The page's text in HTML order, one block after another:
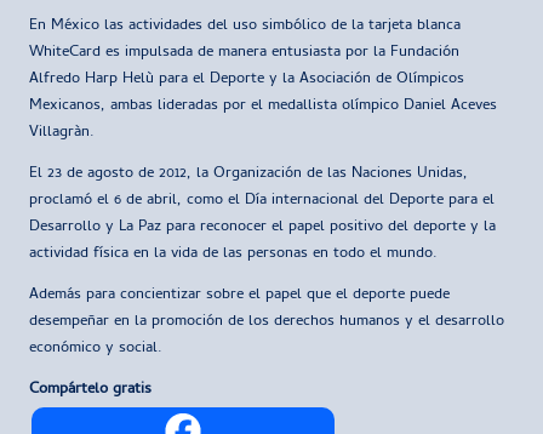
En México las actividades del uso simbólico de la tarjeta blanca
WhiteCard es impulsada de manera entusiasta por la Fundación
Alfredo Harp Helù para el Deporte y la Asociación de Olímpicos
Mexicanos, ambas lideradas por el medallista olímpico Daniel Aceves
Villagràn.
El 23 de agosto de 2012, la Organización de las Naciones Unidas,
proclamó el 6 de abril, como el Día internacional del Deporte para el
Desarrollo y La Paz para reconocer el papel positivo del deporte y la
actividad física en la vida de las personas en todo el mundo.
Además para concientizar sobre el papel que el deporte puede
desempeñar en la promoción de los derechos humanos y el desarrollo
económico y social.
Compártelo gratis